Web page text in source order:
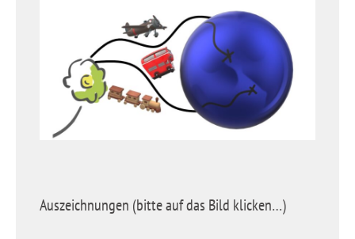
Auszeichnungen (bitte auf das Bild klicken…)